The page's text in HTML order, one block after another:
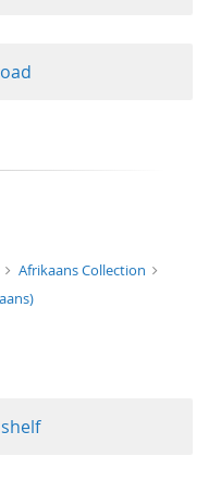
Afrikaans Collection